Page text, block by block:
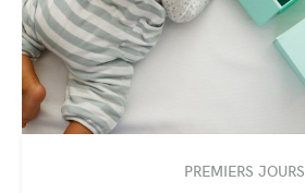
PREMIERS JOURS